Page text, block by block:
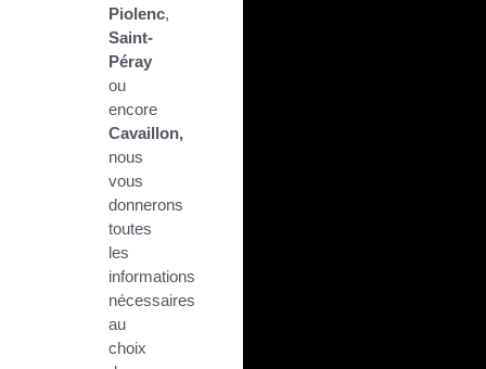
Piolenc,
Saint-
Péray
ou
encore
Cavaillon,
nous
vous
donnerons
toutes
les
informations
nécessaires
au
choix